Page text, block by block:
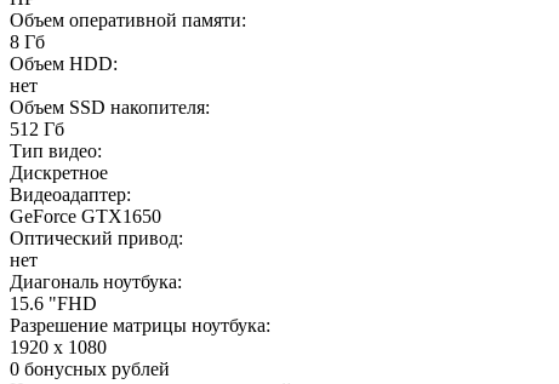
Объем оперативной памяти:
8 Гб
Объем HDD:
нет
Объем SSD накопителя:
512 Гб
Тип видео:
Дискретное
Видеоадаптер:
GeForce GTX1650
Оптический привод:
нет
Диагональ ноутбука:
15.6 "FHD
Разрешение матрицы ноутбука:
1920 x 1080
0 бонусных рублей